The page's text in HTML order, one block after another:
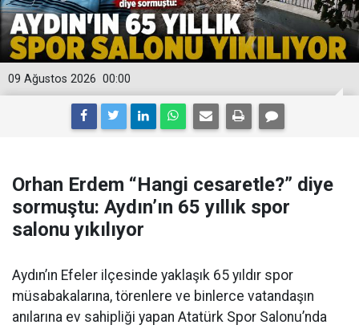
00:00
09 Ağustos 2026
Orhan Erdem “Hangi cesaretle?” diye
sormuştu: Aydın’ın 65 yıllık spor
salonu yıkılıyor
Aydın’ın Efeler ilçesinde yaklaşık 65 yıldır spor
müsabakalarına, törenlere ve binlerce vatandaşın
anılarına ev sahipliği yapan Atatürk Spor Salonu’nda